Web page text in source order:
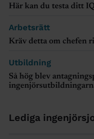
Här kan du testa ditt
Arbetsrätt
Kräv detta om chefen
Utbildning
Så hög blev
Lediga